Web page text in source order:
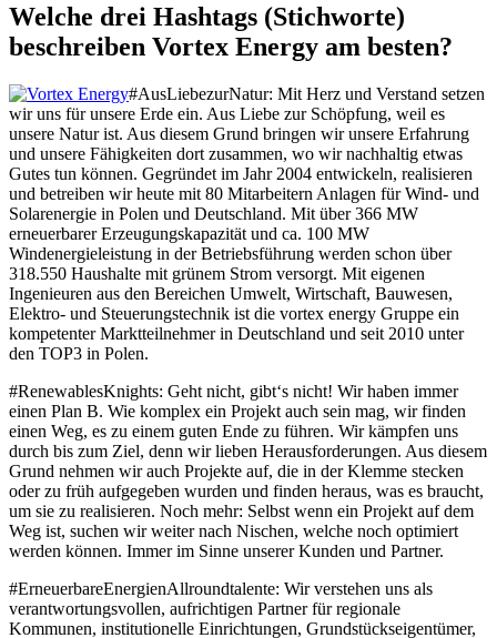
Welche drei Hashtags (Stichworte)
beschreiben Vortex Energy am besten?
#AusLiebezurNatur: Mit Herz und Verstand setzen
wir uns für unsere Erde ein. Aus Liebe zur Schöpfung, weil es
unsere Natur ist. Aus diesem Grund bringen wir unsere Erfahrung
und unsere Fähigkeiten dort zusammen, wo wir nachhaltig etwas
Gutes tun können. Gegründet im Jahr 2004 entwickeln, realisieren
und betreiben wir heute mit 80 Mitarbeitern Anlagen für Wind- und
Solarenergie in Polen und Deutschland. Mit über 366 MW
erneuerbarer Erzeugungskapazität und ca. 100 MW
Windenergieleistung in der Betriebsführung werden schon über
318.550 Haushalte mit grünem Strom versorgt. Mit eigenen
Ingenieuren aus den Bereichen Umwelt, Wirtschaft, Bauwesen,
Elektro- und Steuerungstechnik ist die vortex energy Gruppe ein
kompetenter Marktteilnehmer in Deutschland und seit 2010 unter
den TOP3 in Polen.
#RenewablesKnights: Geht nicht, gibt‘s nicht! Wir haben immer
einen Plan B. Wie komplex ein Projekt auch sein mag, wir finden
einen Weg, es zu einem guten Ende zu führen. Wir kämpfen uns
durch bis zum Ziel, denn wir lieben Herausforderungen. Aus diesem
Grund nehmen wir auch Projekte auf, die in der Klemme stecken
oder zu früh aufgegeben wurden und finden heraus, was es braucht,
um sie zu realisieren. Noch mehr: Selbst wenn ein Projekt auf dem
Weg ist, suchen wir weiter nach Nischen, welche noch optimiert
werden können. Immer im Sinne unserer Kunden und Partner.
#ErneuerbareEnergienAllroundtalente: Wir verstehen uns als
verantwortungsvollen, aufrichtigen Partner für regionale
Kommunen, institutionelle Einrichtungen, Grundstückseigentümer,